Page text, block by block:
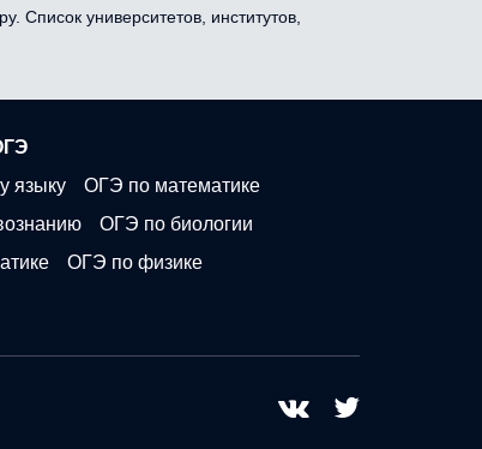
Список университетов, институтов,
языку
ОГЭ по математике
ОГЭ по биологии
ОГЭ по физике